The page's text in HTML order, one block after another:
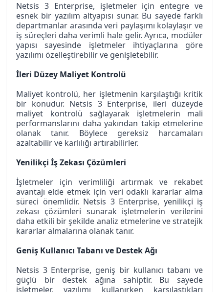
Netsis 3 Enterprise, işletmeler için entegre ve
esnek bir yazılım altyapısı sunar. Bu sayede farklı
departmanlar arasında veri paylaşımı kolaylaşır ve
iş süreçleri daha verimli hale gelir. Ayrıca, modüler
yapısı sayesinde işletmeler ihtiyaçlarına göre
yazılımı özelleştirebilir ve genişletebilir.
İleri Düzey Maliyet Kontrolü
Maliyet kontrolü, her işletmenin karşılaştığı kritik
bir konudur. Netsis 3 Enterprise, ileri düzeyde
maliyet kontrolü sağlayarak işletmelerin mali
performanslarını daha yakından takip etmelerine
olanak tanır. Böylece gereksiz harcamaları
azaltabilir ve karlılığı artırabilirler.
Yenilikçi İş Zekası Çözümleri
İşletmeler için verimliliği artırmak ve rekabet
avantajı elde etmek için veri odaklı kararlar alma
süreci önemlidir. Netsis 3 Enterprise, yenilikçi iş
zekası çözümleri sunarak işletmelerin verilerini
daha etkili bir şekilde analiz etmelerine ve stratejik
kararlar almalarına olanak tanır.
Geniş Kullanıcı Tabanı ve Destek Ağı
Netsis 3 Enterprise, geniş bir kullanıcı tabanı ve
güçlü bir destek ağına sahiptir. Bu sayede
işletmeler, yazılımı kullanırken karşılaştıkları